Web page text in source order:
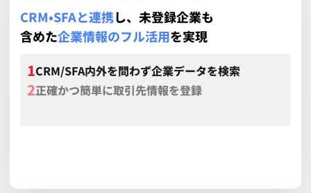
CRM•SFAと連携し、未登録企業も
含めた企業情報のフル活用を実現
CRM/SFA内外を問わず企業データを検索
正確かつ簡単に取引先情報を登録